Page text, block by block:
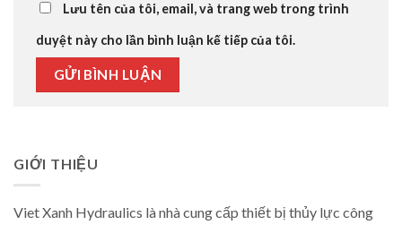
Lưu tên của tôi, email, và trang web trong trình
duyệt này cho lần bình luận kế tiếp của tôi.
GIỚI THIỆU
Viet Xanh Hydraulics là nhà cung cấp thiết bị thủy lực công